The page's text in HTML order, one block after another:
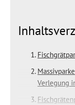
Verlegung